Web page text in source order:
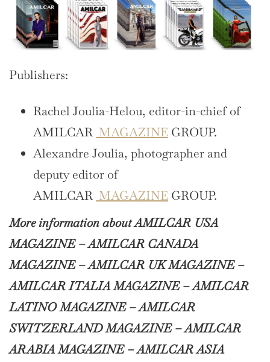
Publishers:
Rachel Joulia-Helou, editor-in-chief of
AMILCAR MAGAZINE GROUP.
Alexandre Joulia, photographer and
deputy editor of
AMILCAR MAGAZINE GROUP.
More information about AMILCAR USA
MAGAZINE – AMILCAR CANADA
MAGAZINE – AMILCAR UK MAGAZINE –
AMILCAR ITALIA MAGAZINE – AMILCAR
LATINO MAGAZINE – AMILCAR
SWITZERLAND MAGAZINE – AMILCAR
ARABIA MAGAZINE – AMILCAR ASIA